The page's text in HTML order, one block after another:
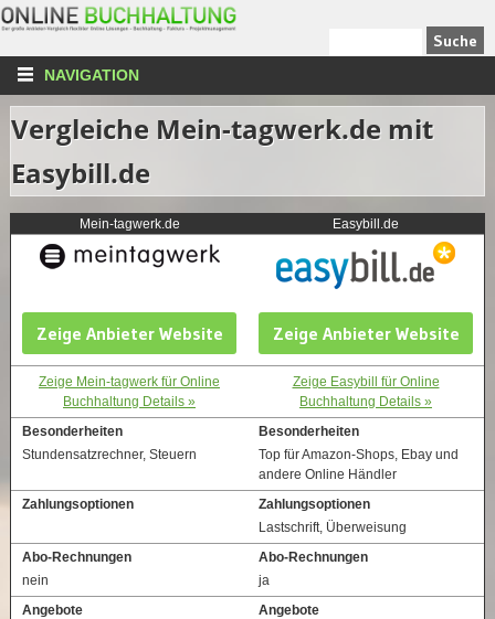
NAVIGATION
Vergleiche Mein-tagwerk.de mit
Easybill.de
Mein-tagwerk.de Easybill.de
Zeige Anbieter Website Zeige Anbieter Website
Zeige Mein-tagwerk für Online
Buchhaltung Details »
Zeige Easybill für Online
Buchhaltung Details »
Besonderheiten
Stundensatzrechner, Steuern
Besonderheiten
Top für Amazon-Shops, Ebay und
andere Online Händler
Zahlungsoptionen
Zahlungsoptionen
Lastschrift, Überweisung
Abo-Rechnungen
nein
Abo-Rechnungen
ja
Angebote
Angebote